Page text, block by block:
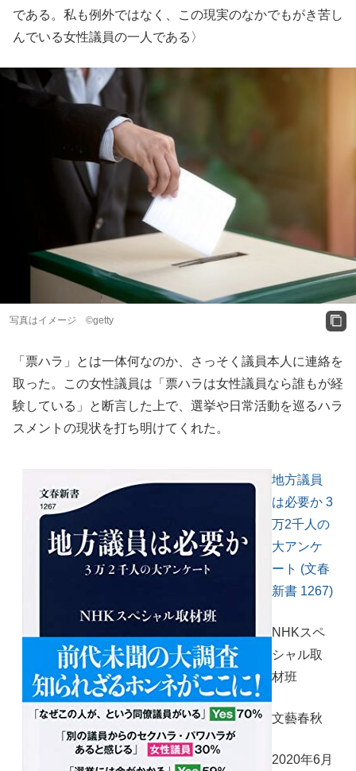
である。私も例外ではなく、この現実のなかでもがき苦し
んでいる女性議員の一人である〉
写真はイメージ ©getty
「票ハラ」とは一体何なのか、さっそく議員本人に連絡を
取った。この女性議員は「票ハラは女性議員なら誰もが経
験している」と断言した上で、選挙や日常活動を巡るハラ
スメントの現状を打ち明けてくれた。
地方議員
は必要か 3
万2千人の
大アンケ
ート (文春
新書 1267)
NHKスペ
シャル取
材班
文藝春秋
2020年6月